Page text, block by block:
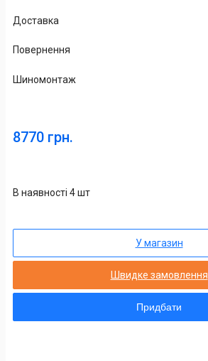
Доставка
Повернення
Шиномонтаж
8770 грн.
В наявності 4 шт
У магазин
Швидке замовлення
Придбати